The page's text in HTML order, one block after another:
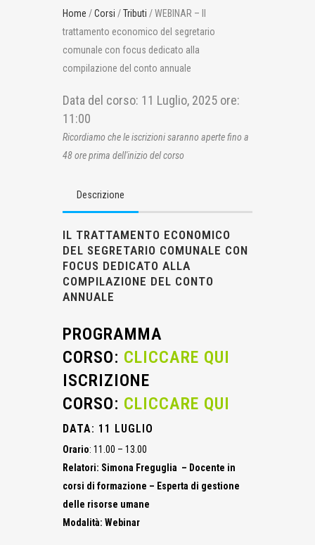
Home /Corsi /Tributi / WEBINAR – Il
trattamento economico del segretario
comunale con focus dedicato alla
compilazione del conto annuale
Data del corso: 11 Luglio, 2025 ore:
11:00
Ricordiamo che le iscrizioni saranno aperte fino a
48 ore prima dell'inizio del corso
Descrizione
IL TRATTAMENTO ECONOMICO
DEL SEGRETARIO COMUNALE CON
FOCUS DEDICATO ALLA
COMPILAZIONE DEL CONTO
ANNUALE
PROGRAMMA
CORSO: CLICCARE QUI
ISCRIZIONE
CORSO: CLICCARE QUI
DATA: 11 LUGLIO
Orario: 11.00 – 13.00
Relatori: Simona Freguglia – Docente in
corsi di formazione – Esperta di gestione
delle risorse umane
Modalità: Webinar